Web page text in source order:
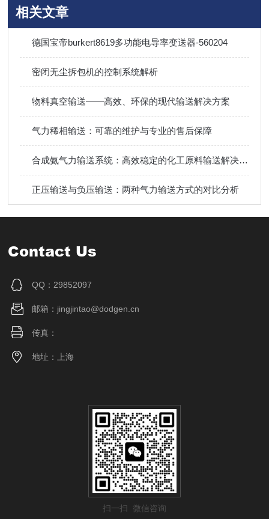
相关文章
德国宝帝burkert8619多功能电导率变送器-560204
密闭无尘拆包机的控制系统解析
物料真空输送——高效、环保的现代输送解决方案
气力稀相输送：可靠的维护与专业的售后保障
合成氨气力输送系统：高效稳定的化工原料输送解决方案
正压输送与负压输送：两种气力输送方式的对比分析
Contact Us
QQ：29852097
邮箱：jingjintao@dodgen.cn
传真：
地址：上海
扫一扫 微信咨询